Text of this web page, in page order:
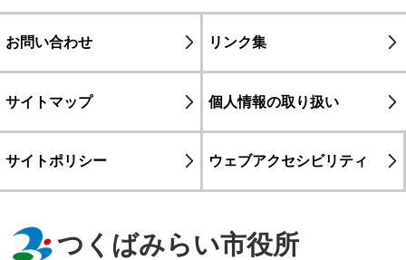
お問い合わせ リンク集
サイトマップ 個人情報の取り扱い
サイトポリシー ウェブアクセシビリティ
つくばみらい市役所